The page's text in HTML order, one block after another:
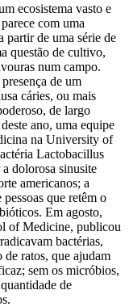
ecosistema vasto e
com uma
partir de uma série de
questão de cultivo,
num campo.
de um
cáries, ou mais
de largo
ano, uma equipe
na University of
Lactobacillus
dolorosa sinusite
americanos; a
que retêm o
Em agosto,
of Medicine, publicou
bactérias,
de ratos, que ajudam
sem os micróbios,
de